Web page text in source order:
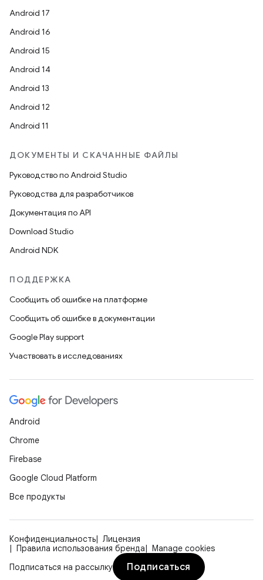
Android 17
Android 16
Android 15
Android 14
Android 13
Android 12
Android 11
ДОКУМЕНТЫ И СКАЧАННЫЕ ФАЙЛЫ
Руководство по Android Studio
Руководства для разработчиков
Документация по API
Download Studio
Android NDK
ПОДДЕРЖКА
Сообщить об ошибке на платформе
Сообщить об ошибке в документации
Google Play support
Участвовать в исследованиях
Android
Chrome
Firebase
Google Cloud Platform
Все продукты
Конфиденциальность
Лицензия
Правила использования бренда
Manage cookies
Подписаться на рассылку
Подписаться